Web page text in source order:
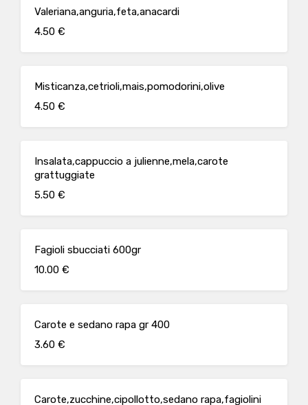
Valeriana,anguria,feta,anacardi
4.50 €
Misticanza,cetrioli,mais,pomodorini,olive
4.50 €
Insalata,cappuccio a julienne,mela,carote
grattuggiate
5.50 €
Fagioli sbucciati 600gr
10.00 €
Carote e sedano rapa gr 400
3.60 €
Carote,zucchine,cipollotto,sedano rapa,fagiolini